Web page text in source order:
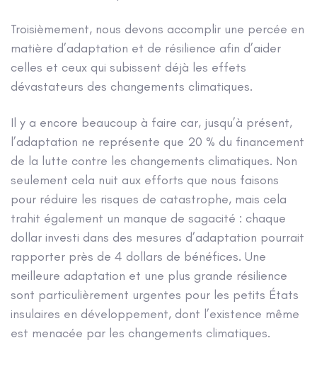
Troisièmement, nous devons accomplir une percée en
matière d’adaptation et de résilience afin d’aider
celles et ceux qui subissent déjà les effets
dévastateurs des changements climatiques.
Il y a encore beaucoup à faire car, jusqu’à présent,
l’adaptation ne représente que 20 % du financement
de la lutte contre les changements climatiques. Non
seulement cela nuit aux efforts que nous faisons
pour réduire les risques de catastrophe, mais cela
trahit également un manque de sagacité : chaque
dollar investi dans des mesures d’adaptation pourrait
rapporter près de 4 dollars de bénéfices. Une
meilleure adaptation et une plus grande résilience
sont particulièrement urgentes pour les petits États
insulaires en développement, dont l’existence même
est menacée par les changements climatiques.